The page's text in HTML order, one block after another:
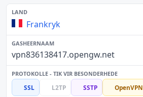
Frankryk
vpn836138417.opengw.net
SSL L2TP SSTP OpenVPN